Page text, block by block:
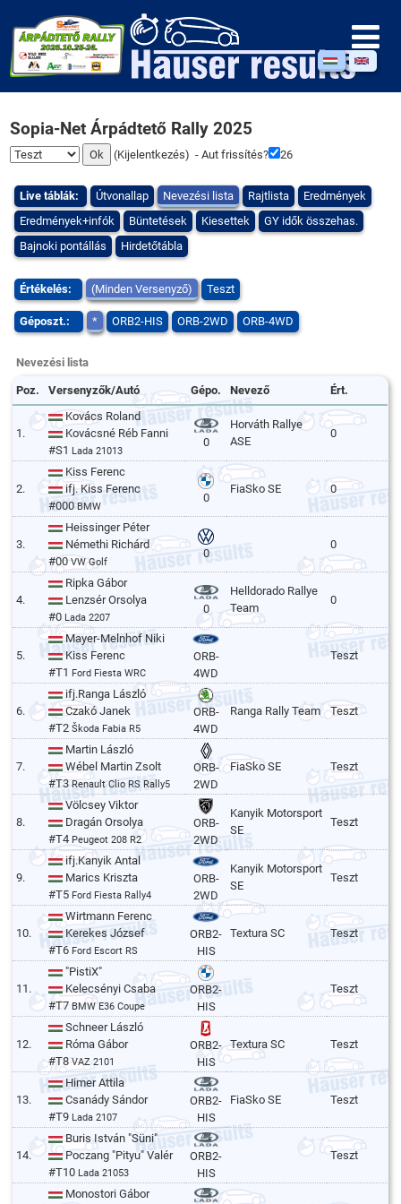
Sopia-Net Árpádtető Rally 2025
(Kijelentkezés) - Aut frissítés? 26
Live táblák: Útvonallap Nevezési lista Rajtlista
Eredmények
Eredmények+infók
Büntetések Kiesettek
GY idők összehas.
Bajnoki pontállás
Hirdetőtábla
Értékelés: (Minden Versenyző) Teszt
Géposzt.: * ORB2-HIS ORB-2WD ORB-4WD
Nevezési lista
Poz. Versenyzők/Autó Gépo. Nevező Ért.
1.
Kovács Roland
Kovácsné Réb Fanni
#S1 Lada 21013
0
Horváth Rallye
ASE
0
2.
Kiss Ferenc
ifj. Kiss Ferenc
#000BMW
0
FiaSko SE 0
3.
Heissinger Péter
Némethi Richárd
#00VW Golf
0
0
4.
Ripka Gábor
Lenzsér Orsolya
#0 Lada 2207
0
Helldorado Rallye
Team
0
5.
Mayer-Melnhof Niki
Kiss Ferenc
#T1 Ford Fiesta WRC
ORB-
4WD
Teszt
6.
ifj.Ranga László
Czakó Janek
#T2Škoda Fabia R5
ORB-
4WD
Ranga Rally Team Teszt
7.
Martin László
Wébel Martin Zsolt
#T3Renault Clio RS Rally5
ORB-
2WD
FiaSko SE Teszt
8.
Völcsey Viktor
Dragán Orsolya
#T4 Peugeot 208 R2
ORB-
2WD
Kanyik Motorsport
SE
Teszt
9.
ifj.Kanyik Antal
Marics Kriszta
#T5 Ford Fiesta Rally4
ORB-
2WD
Kanyik Motorsport
SE
Teszt
10.
Wirtmann Ferenc
Kerekes József
#T6 Ford Escort RS
ORB2-
HIS
Textura SC Teszt
11.
"PistiX"
Kelecsényi Csaba
#T7BMW E36 Coupe
ORB2-
HIS
Teszt
12.
Schneer László
Róma Gábor
#T8VAZ 2101
ORB2-
HIS
Textura SC Teszt
13.
Himer Attila
Csanády Sándor
#T9 Lada 2107
ORB2-
HIS
FiaSko SE Teszt
14.
Buris István "Süni"
Poczang "Pityu" Valér
#T10 Lada 21053
ORB2-
HIS
Teszt
Monostori Gábor